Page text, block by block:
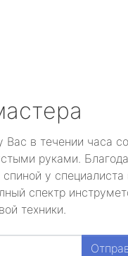
Вас в течении часа
руками.
у специалиста
спектр
техники.